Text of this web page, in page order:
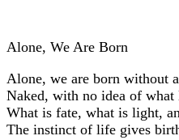
Alone, We Are Born
Alone, we are born without
Naked, with no idea of
What is fate, what is light,
The instinct of life gives